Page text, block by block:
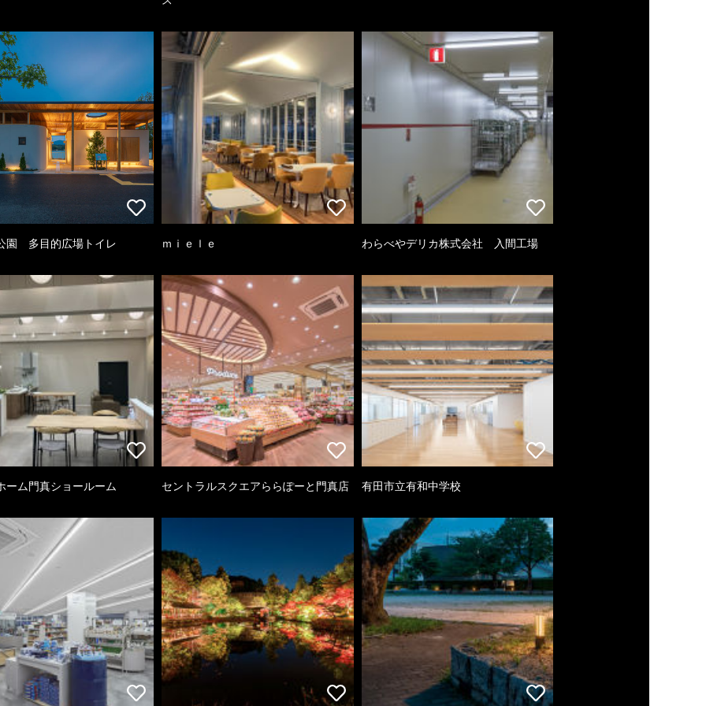
園 多目的広場トイレ ｍｉｅｌｅ わらべやデリカ株式会社 入間工場
ーム門真ショールーム セントラルスクエアららぽーと門真店 有田市立有和中学校